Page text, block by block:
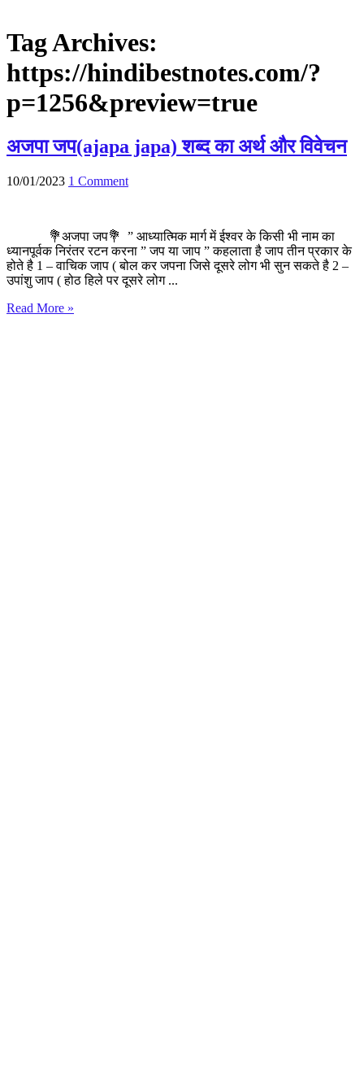
Tag Archives:
https://hindibestnotes.com/?
p=1256&preview=true
अजपा जप(ajapa japa) शब्द का अर्थ और विवेचन
10/01/2023 1 Comment
💐अजपा जप💐 ” आध्यात्मिक मार्ग में ईश्वर के किसी भी नाम का
ध्यानपूर्वक निरंतर रटन करना ” जप या जाप ” कहलाता है जाप तीन प्रकार के
होते है 1 – वाचिक जाप ( बोल कर जपना जिसे दूसरे लोग भी सुन सकते है 2 –
उपांशु जाप ( होठ हिले पर दूसरे लोग ...
Read More »